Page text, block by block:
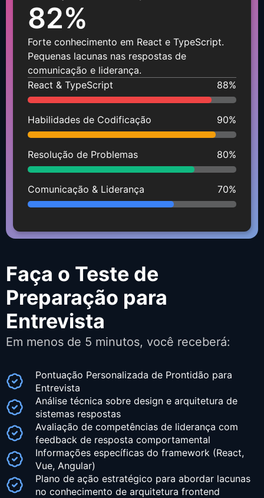
82%
Forte conhecimento em React e TypeScript.
Pequenas lacunas nas respostas de
comunicação e liderança.
React & TypeScript
88%
Habilidades de Codificação 90%
Resolução de Problemas 80%
Comunicação & Liderança 70%
Faça o Teste de
Preparação para
Entrevista
Em menos de 5 minutos, você receberá:
Pontuação Personalizada de Prontidão para
Entrevista
Análise técnica sobre design e arquitetura de
sistemas respostas
Avaliação de competências de liderança com
feedback de resposta comportamental
Informações específicas do framework (React,
Vue, Angular)
Plano de ação estratégico para abordar lacunas
no conhecimento de arquitetura frontend